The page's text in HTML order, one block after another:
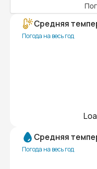
Средняя
Погода на весь год
Средняя
Погода на весь год